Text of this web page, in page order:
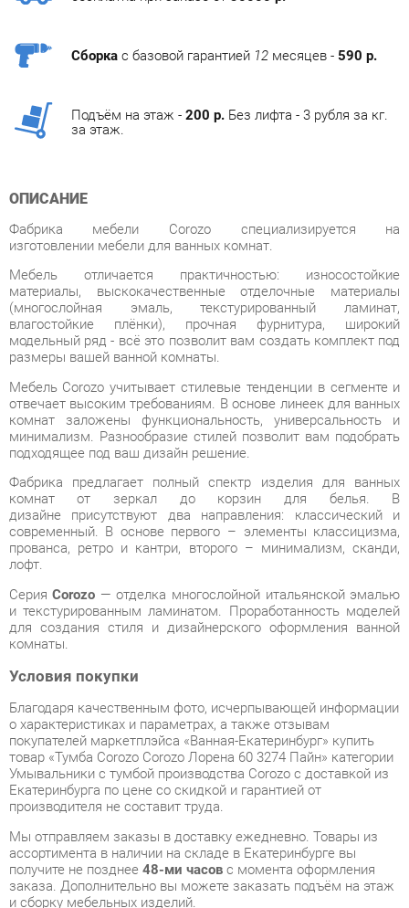
с базовой гарантией месяцев -
Подъём на этаж -200 р.Без лифта - 3 рубля за кг.
изготовлении мебели для ванных комнат.
материалы, выскокачественные отделочные материалы
(многослойная эмаль, текстурированный ламинат,
влагостойкие плёнки), прочная фурнитура, широкий
модельный ряд - всё это позволит вам создать комплект под
размеры вашей ванной комнаты.
Мебель Corozo учитывает стилевые тенденции в сегменте и
отвечает высоким требованиям. В основе линеек для ванных
комнат заложены функциональность, универсальность и
подходящее под ваш дизайн решение.
Фабрика предлагает полный спектр изделия для ванных
комнат от зеркал до корзин для белья. В
дизайне присутствуют два направления: классический и
современный. В основе первого – элементы классицизма,
прованса, ретро и кантри, второго – минимализм, сканди,
лофт.
Серия Corozo— отделка многослойной итальянской эмалью
и текстурированным ламинатом. Проработанность моделей
для создания стиля и дизайнерского оформления ванной
комнаты.
Условия покупки
Благодаря качественным фото, исчерпывающей информации
о характеристиках и параметрах, а также отзывам
товар «Тумба Corozo Corozo Лорена 60 3274 Пайн» категории
Екатеринбурга по цене со скидкой и гарантией от
производителя не составит труда.
Мы отправляем заказы в доставку ежедневно. Товары из
ассортимента в наличии на складе в Екатеринбурге вы
получите не позднее48-ми часовс момента оформления
заказа. Дополнительно вы можете заказать подъём на этаж
Срок доставки в другие регионы, и для товаров, находящихся
на складах производителей, рассчитывается индивидуально.
Уточнить наличие, срок и стоимость доставки вы можете
через формуобратной связи.